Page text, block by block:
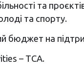
та
та спорту.
бюджет на
– ТСА.